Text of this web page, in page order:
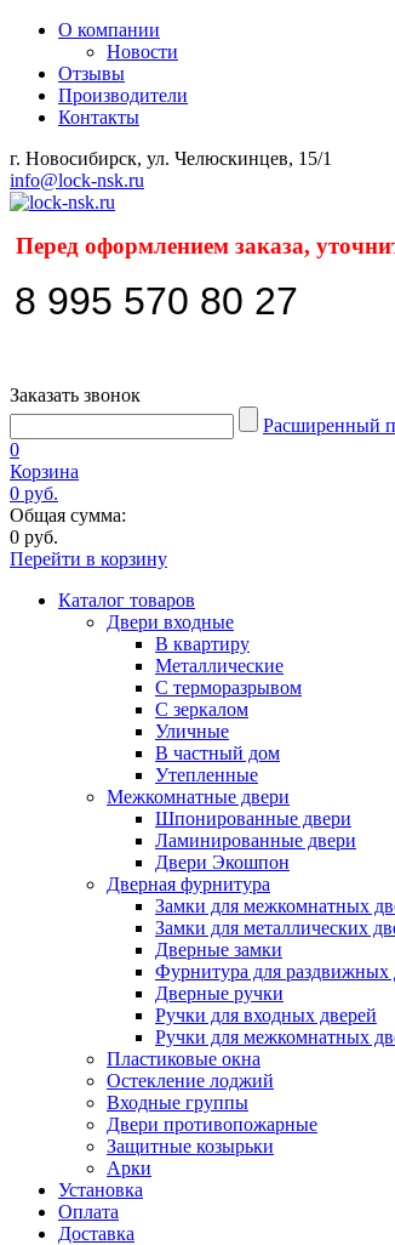
О компании
Новости
Отзывы
Производители
Контакты
г. Новосибирск, ул. Челюскинцев, 15/1
info@lock-nsk.ru
Перед оформлением заказа,
8 995 570 80 27
Заказать звонок
Расширенный
0
Корзина
0 руб.
Общая сумма:
0 руб.
Перейти в корзину
Каталог товаров
Двери входные
В квартиру
Металлические
С терморазрывом
С зеркалом
Уличные
В частный дом
Утепленные
Межкомнатные двери
Шпонированные двери
Ламинированные двери
Двери Экошпон
Дверная фурнитура
Замки для межкомнатных
Замки для металлических
Дверные замки
Фурнитура для раздвижных
Дверные ручки
Ручки для входных дверей
Ручки для межкомнатных
Пластиковые окна
Остекление лоджий
Входные группы
Двери противопожарные
Защитные козырьки
Арки
Установка
Оплата
Доставка